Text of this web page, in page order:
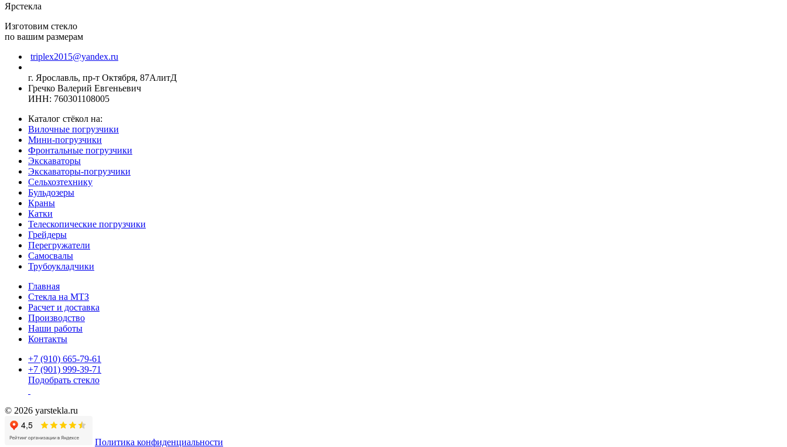
Ярстекла
Изготовим стекло
по вашим размерам
triplex2015@yandex.ru
г. Ярославль, пр-т Октября, 87АлитД
Гречко Валерий Евгеньевич
ИНН: 760301108005
Каталог стёкол на:
Вилочные погрузчики
Мини-погрузчики
Фронтальные погрузчики
Экскаваторы
Экскаваторы-погрузчики
Сельхозтехнику
Бульдозеры
Краны
Катки
Телескопические погрузчики
Грейдеры
Перегружатели
Самосвалы
Трубоукладчики
Главная
Стекла на МТЗ
Расчет и доставка
Производство
Наши работы
Контакты
+7 (910) 665-79-61
+7 (901) 999-39-71
Подобрать стекло
© 2026 yarstekla.ru
Политика конфиденциальности